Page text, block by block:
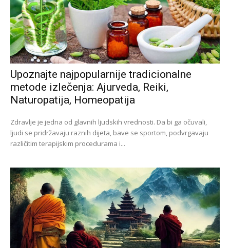
Upoznajte najpopularnije tradicionalne
metode izlečenja: Ajurveda, Reiki,
Naturopatija, Homeopatija
Zdravlje je jedna od glavnih ljudskih vrednosti. Da bi ga očuvali,
ljudi se pridržavaju raznih dijeta, bave se sportom, podvrgavaju
različitim terapijskim procedurama i...